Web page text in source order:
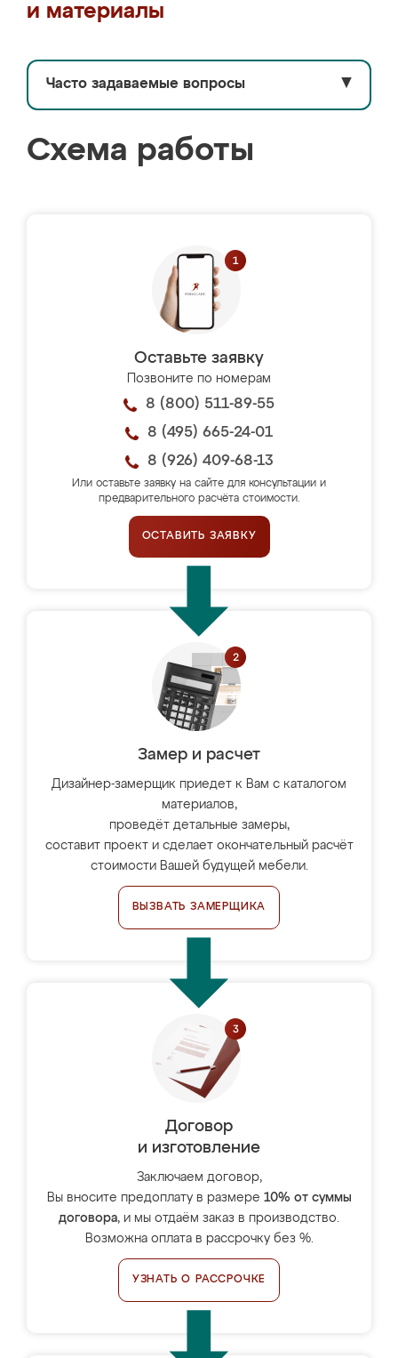
и материалы
Часто задаваемые вопросы ▼
Схема работы
Оставьте заявку
Позвоните по номерам
8 (800) 511-89-55
8 (495) 665-24-01
8 (926) 409-68-13
Или оставьте заявку на сайте для консультации и
предварительного расчёта стоимости.
ОСТАВИТЬ ЗАЯВКУ
Замер и расчет
Дизайнер-замерщик приедет к Вам с каталогом
материалов,
проведёт детальные замеры,
составит проект и сделает окончательный расчёт
стоимости Вашей будущей мебели.
ВЫЗВАТЬ ЗАМЕРЩИКА
Договор
и изготовление
Заключаем договор,
Вы вносите предоплату в размере 10% от суммы
договора, и мы отдаём заказ в производство.
Возможна оплата в рассрочку без %.
УЗНАТЬ О РАССРОЧКЕ